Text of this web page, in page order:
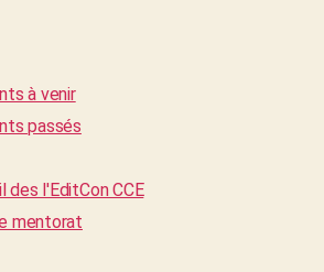
à venir
passés
des l'EditCon CCE
mentorat